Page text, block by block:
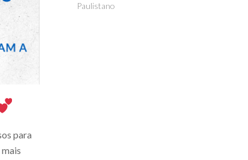
para
Paulistano